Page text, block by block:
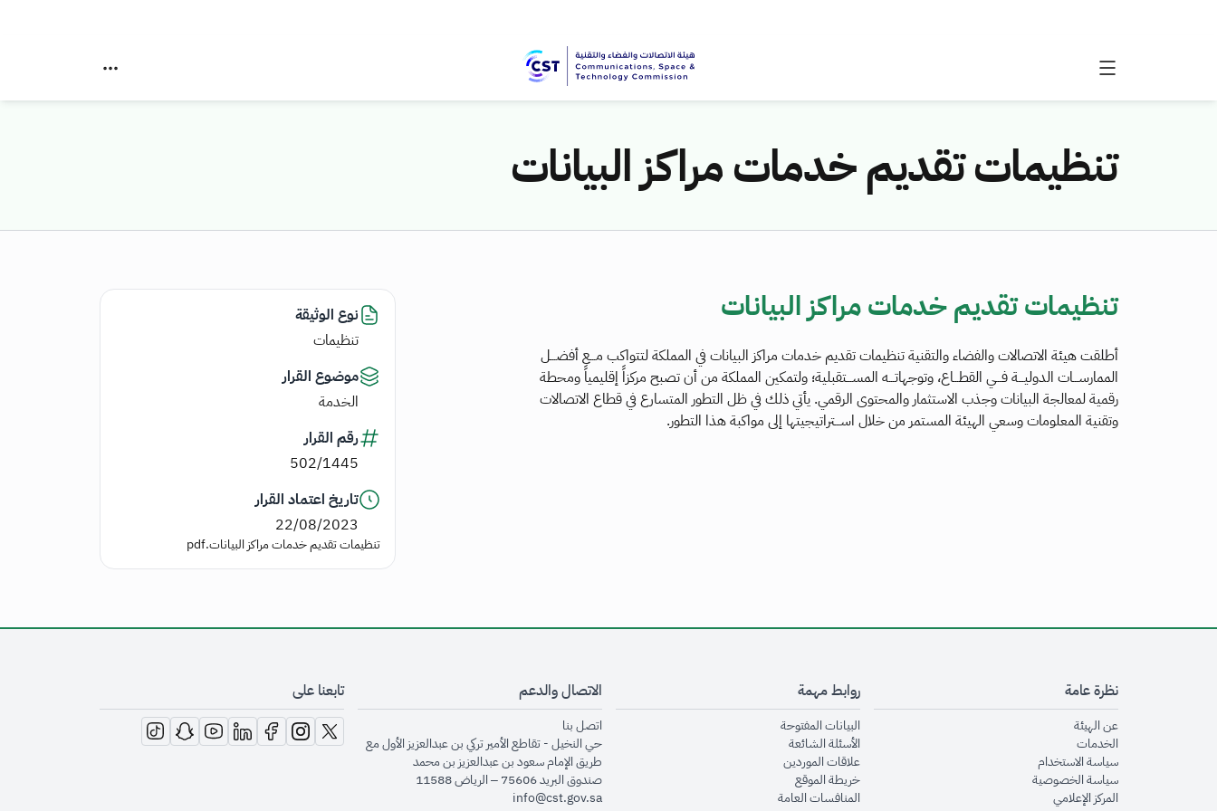
تنظيمات تقديم خدمات مراكز البيانات
تنظيمات تقديم خدمات مراكز البيانات
أطلقت هيئة الاتصالات والفضاء والتقنية تنظيمات تقديم خدمات مراكز البيانات في المملكة لتتواكب مـــع أفضـــل
الممارســـات الدوليـــة فـــي القطـــاع، وتوجهاتـــه المســـتقبلية؛ ولتمكين المملكة من أن تصبح مركزاً إقليمياً ومحطة
رقمية لمعالجة البيانات وجذب الاستثمار والمحتوى الرقمي. يأتي ذلك في ظل التطور المتسارع في قطاع الاتصالات
وتقنية المعلومات وسعي الهيئة المستمر من خلال اســـتراتيجيتها إلى مواكبة هذا التطور.
نوع الوثيقة
تنظيمات
موضوع القرار
الخدمة
رقم القرار
502/1445
تاريخ اعتماد القرار
22/08/2023
تنظيمات تقديم خدمات مراكز البيانات.pdf
نظرة عامة
عن الهيئةopens in new window
الخدماتopens in new window
سياسة الاستخدام
سياسة الخصوصيةopens in new window
المركز الإعلاميopens in new window
روابط مهمة
البيانات المفتوحةopens in new window
الأسئلة الشائعةopens in new window
علاقات الموردينopens in new window
خريطة الموقعopens in new window
المنافسات العامةopens in new window
الاتصال والدعم
اتصل بنا
حي النخيل - تقاطع الأمير تركي بن عبدالعزيز الأول مع
طريق الإمام سعود بن عبدالعزيز بن محمد
صندوق البريد 75606 – الرياض 11588
info@cst.gov.sa
تابعنا على
opens in new window
opens in new window
opens in new window
opens in new window
opens in new window
opens in new window
opens in new window